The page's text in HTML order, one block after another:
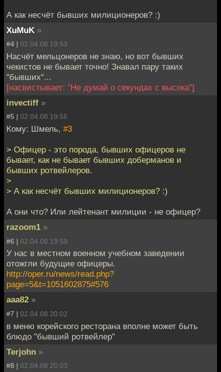
А как несчёт бывших милиционеров? :)
XuMuK »
#4 | 02.04.08 19:53
Насчёт мельцонеров не знаю, но вот бывших
чекистов не бывает точно! Знавал пару таких
"бывших"...
[насвистывает: "Не думай о секундах с высока"]
invectiff »
#5 | 02.04.08 19:56
Кому: Шмель, #3
> Офицер - это порода, бывших офицеров не
бывает, как не бывает бывших доберманов и
бывших ротвейлеров.
>
> А как несчёт бывших милиционеров? :)
А они что? Или лейтенант милиции - не офицер?
razoom1 »
#6 | 02.04.08 19:59
У нас в местном военном учебном заведении
отожгли будущие офицеры.
http://oper.ru/news/read.php?
page=5&t=1051602875#576
aaa82 »
#7 | 02.04.08 20:02
в меню корейского ресторана вполне может быть
блюдо "бывший ротвейлер"
Terjohn »
#8 | 02.04.08 20:03